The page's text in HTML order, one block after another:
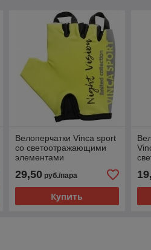
Велоперчатки Vinca sport
со светоотражающими
элементами
29,50руб./пара
Купить